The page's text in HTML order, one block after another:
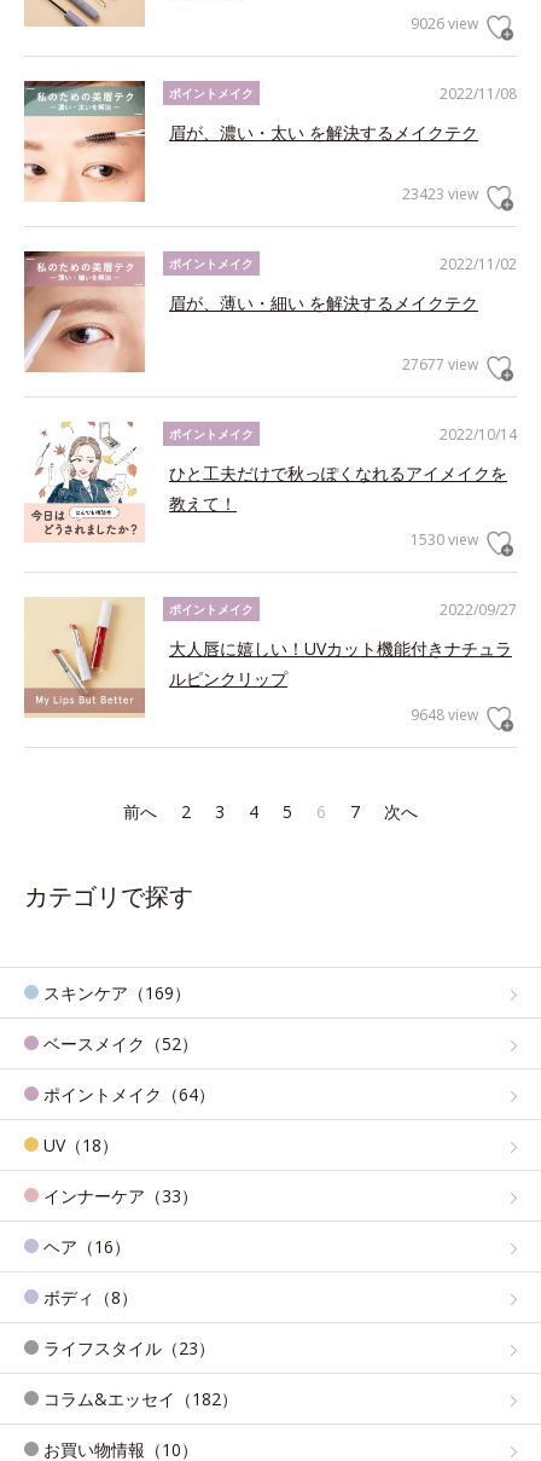
9026 view
2022/11/08
ポイントメイク
眉が、濃い・太い を解決するメイクテク
23423 view
2022/11/02
ポイントメイク
眉が、薄い・細い を解決するメイクテク
27677 view
2022/10/14
ポイントメイク
ひと工夫だけで秋っぽくなれるアイメイクを
教えて！
1530 view
2022/09/27
ポイントメイク
大人唇に嬉しい！UVカット機能付きナチュラ
ルピンクリップ
9648 view
前へ 2 3 4 5 6 7 次へ
カテゴリで探す
スキンケア（169）
ベースメイク（52）
ポイントメイク（64）
UV（18）
インナーケア（33）
ヘア（16）
ボディ（8）
ライフスタイル（23）
コラム&エッセイ（182）
お買い物情報（10）